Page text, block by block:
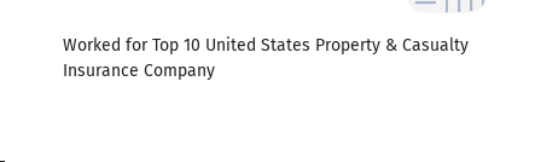
Worked for Top 10 United States Property & Casualty
Insurance Company